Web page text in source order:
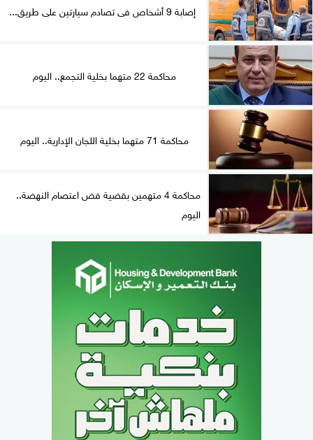
إصابة 9 أشخاص فى تصادم سيارتين على طريق...
محاكمة 22 متهما بخلية التجمع.. اليوم
محاكمة 71 متهما بخلية اللجان الإدارية.. اليوم
محاكمة 4 متهمين بقضية فض اعتصام النهضة..
اليوم